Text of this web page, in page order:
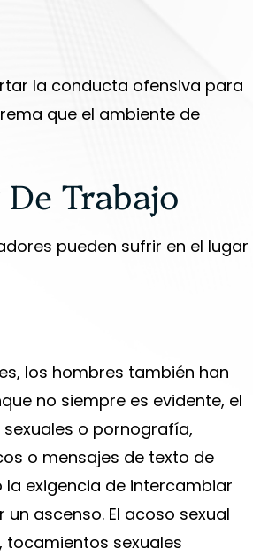
la conducta ofensiva para
que el ambiente de
Trabajo
pueden sufrir en el lugar
los hombres también han
no siempre es evidente, el
o pornografía,
o mensajes de texto de
exigencia de intercambiar
ascenso. El acoso sexual
sexuales